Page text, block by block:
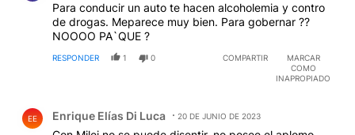
Para conducir un auto te hacen alcoholemia y contro
de drogas. Meparece muy bien. Para gobernar ??
NOOOO PA`QUE ?
RESPONDER 1 0 COMPARTIR
MARCAR
COMO
INAPROPIADO
EE Enrique Elías Di Luca 20 DE JUNIO DE 2023